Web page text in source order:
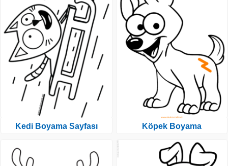
Kedi Boyama Sayfası Köpek Boyama